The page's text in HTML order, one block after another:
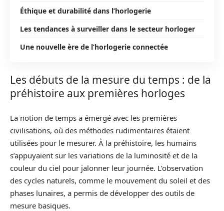
Éthique et durabilité dans l’horlogerie
Les tendances à surveiller dans le secteur horloger
Une nouvelle ère de l’horlogerie connectée
Les débuts de la mesure du temps : de la
préhistoire aux premières horloges
La notion de temps a émergé avec les premières
civilisations, où des méthodes rudimentaires étaient
utilisées pour le mesurer. À la préhistoire, les humains
s’appuyaient sur les variations de la luminosité et de la
couleur du ciel pour jalonner leur journée. L’observation
des cycles naturels, comme le mouvement du soleil et des
phases lunaires, a permis de développer des outils de
mesure basiques.